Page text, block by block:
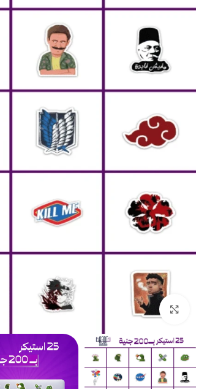
Click to enlarge